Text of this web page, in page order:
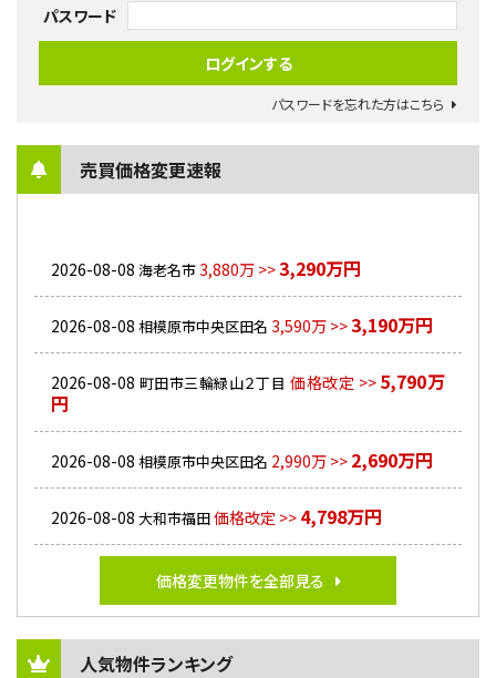
パスワード
パスワードを忘れた方はこちら
売買価格変更速報
2026-08-08 海老名市3,880万 >>3,290万円
2026-08-08 相模原市中央区田名 3,590万 >>3,190万円
2026-08-08 町田市三輪緑山２丁目 価格改定 >> 5,790万
円
2026-08-08 相模原市中央区田名 2,990万 >> 2,690万円
2026-08-08 大和市福田価格改定 >> 4,798万円
価格変更物件を全部見る
人気物件ランキング